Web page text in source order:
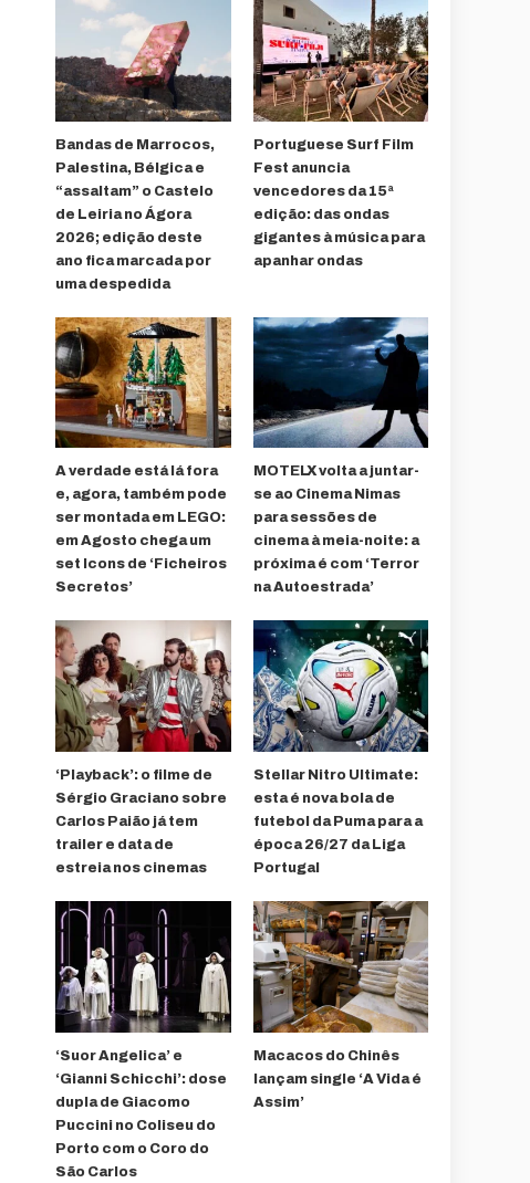
Bandas de Marrocos,
Palestina, Bélgica e
“assaltam” o Castelo
de Leiria no Ágora
2026; edição deste
ano fica marcada por
uma despedida
Portuguese Surf Film
Fest anuncia
vencedores da 15ª
edição: das ondas
gigantes à música para
apanhar ondas
A verdade está lá fora
e, agora, também pode
ser montada em LEGO:
em Agosto chega um
set Icons de ‘Ficheiros
Secretos’
MOTELX volta a juntar-
se ao Cinema Nimas
para sessões de
cinema à meia-noite: a
próxima é com ‘Terror
na Autoestrada’
‘Playback’: o filme de
Sérgio Graciano sobre
Carlos Paião já tem
trailer e data de
estreia nos cinemas
Stellar Nitro Ultimate:
esta é nova bola de
futebol da Puma para a
época 26/27 da Liga
Portugal
‘Suor Angelica’ e
‘Gianni Schicchi’: dose
dupla de Giacomo
Puccini no Coliseu do
Porto com o Coro do
São Carlos
Macacos do Chinês
lançam single ‘A Vida é
Assim’